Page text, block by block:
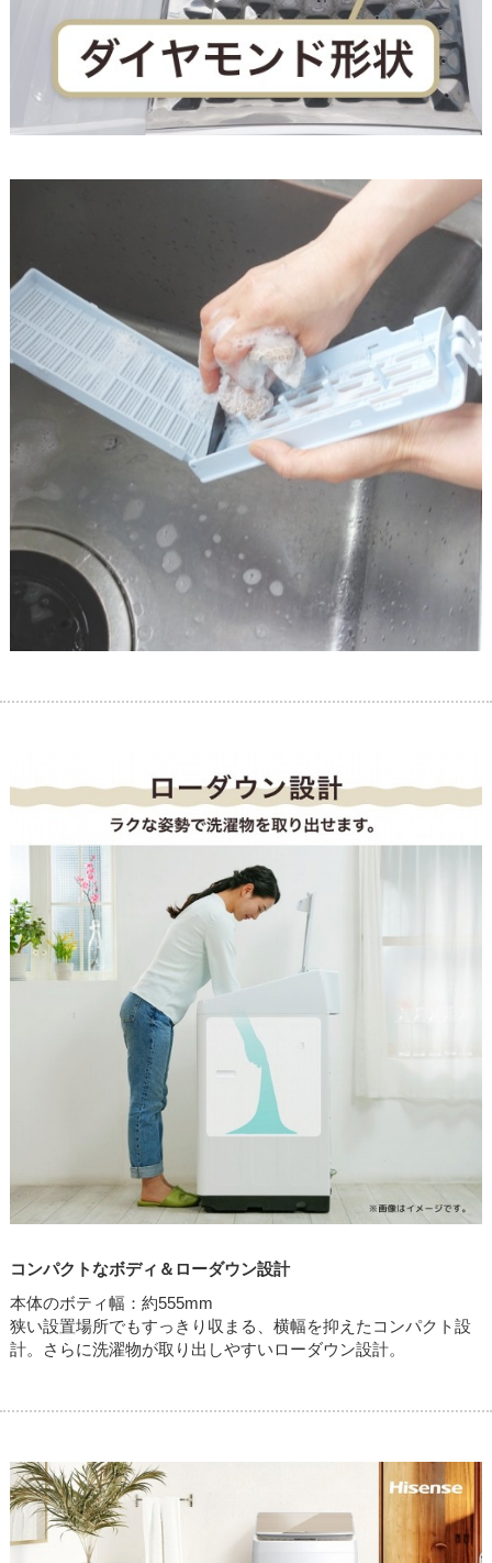
コンパクトなボディ＆ローダウン設計
本体のボティ幅：約555mm
狭い設置場所でもすっきり収まる、横幅を抑えたコンパクト設
計。さらに洗濯物が取り出しやすいローダウン設計。